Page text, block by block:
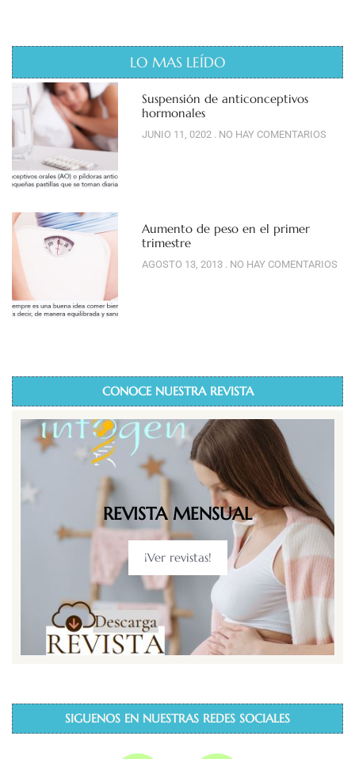
LO MAS LEÍDO
Suspensión de anticonceptivos
hormonales
JUNIO 11, 0202 NO HAY COMENTARIOS
Aumento de peso en el primer
trimestre
AGOSTO 13, 2013 NO HAY COMENTARIOS
CONOCE NUESTRA REVISTA
REVISTA MENSUAL
¡Ver revistas!
SIGUENOS EN NUESTRAS REDES SOCIALES